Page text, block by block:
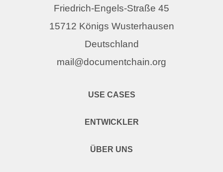
Friedrich-Engels-Straße 45
15712 Königs Wusterhausen
Deutschland
mail@documentchain.org
USE CASES
ENTWICKLER
ÜBER UNS